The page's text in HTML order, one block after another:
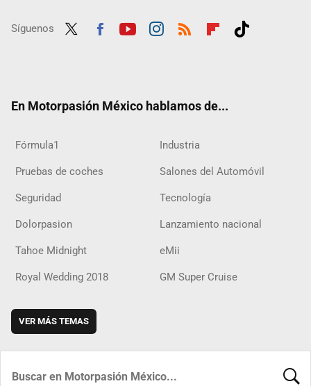
Síguenos
En Motorpasión México hablamos de...
Fórmula1 Industria
Pruebas de coches Salones del Automóvil
Seguridad Tecnología
Dolorpasion Lanzamiento nacional
Tahoe Midnight eMii
Royal Wedding 2018 GM Super Cruise
VER MÁS TEMAS